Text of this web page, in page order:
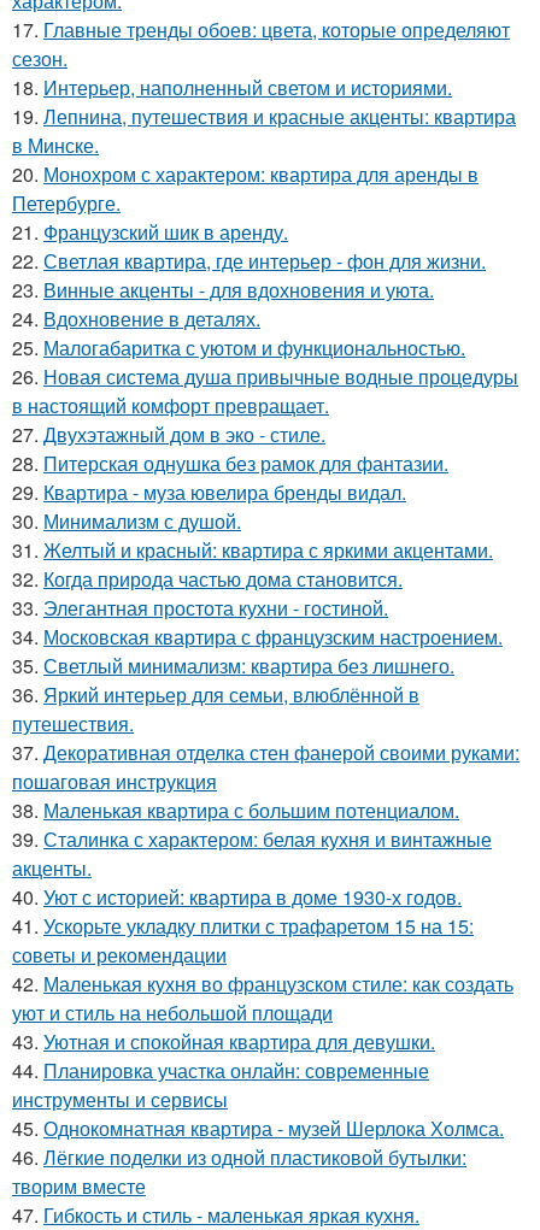
17. Главные тренды обоев: цвета, которые определяют
сезон.
18. Интерьер, наполненный светом и историями.
19. Лепнина, путешествия и красные акценты: квартира
в Минске.
20. Монохром с характером: квартира для аренды в
Петербурге.
21. Французский шик в аренду.
22. Светлая квартира, где интерьер - фон для жизни.
23. Винные акценты - для вдохновения и уюта.
24. Вдохновение в деталях.
25. Малогабаритка с уютом и функциональностью.
26. Новая система душа привычные водные процедуры
в настоящий комфорт превращает.
27. Двухэтажный дом в эко - стиле.
28. Питерская однушка без рамок для фантазии.
29. Квартира - муза ювелира бренды видал.
30. Минимализм с душой.
31. Желтый и красный: квартира с яркими акцентами.
32. Когда природа частью дома становится.
33. Элегантная простота кухни - гостиной.
34. Московская квартира с французским настроением.
35. Светлый минимализм: квартира без лишнего.
36. Яркий интерьер для семьи, влюблённой в
путешествия.
37. Декоративная отделка стен фанерой своими руками:
пошаговая инструкция
38. Маленькая квартира с большим потенциалом.
39. Сталинка с характером: белая кухня и винтажные
акценты.
40. Уют с историей: квартира в доме 1930-х годов.
41. Ускорьте укладку плитки с трафаретом 15 на 15:
советы и рекомендации
42. Маленькая кухня во французском стиле: как создать
уют и стиль на небольшой площади
43. Уютная и спокойная квартира для девушки.
44. Планировка участка онлайн: современные
инструменты и сервисы
45. Однокомнатная квартира - музей Шерлока Холмса.
46. Лёгкие поделки из одной пластиковой бутылки:
творим вместе
47. Гибкость и стиль - маленькая яркая кухня.